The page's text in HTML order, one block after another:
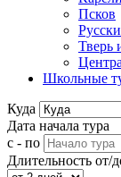
Псков
Тверь
Школьные
Куда
Дата начала тура
с - по
Длительность от/